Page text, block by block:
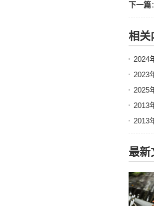
下一篇：
相关
2024
2023
2025
2013
2013
最新